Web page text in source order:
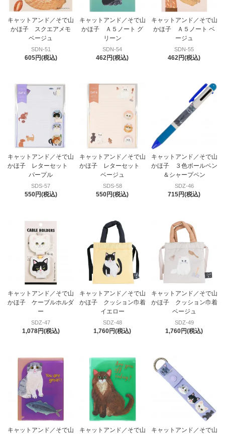
キャットアンド／そで山
かほ子 スクエアメモ
ベージュ
SDN-51
605円(税込)
キャットアンド／そで山
かほ子 Ａ５ノート グ
リーン
SDN-54
462円(税込)
キャットアンド／そで山
かほ子 Ａ５ノート ベ
ージュ
SDN-55
462円(税込)
キャットアンド／そで山
かほ子 レターセット
パープル
SDS-57
550円(税込)
キャットアンド／そで山
かほ子 レターセット
ベージュ
SDS-58
550円(税込)
キャットアンド／そで山
かほ子 ３色ボールペン
＆シャープペン
SDZ-46
715円(税込)
キャットアンド／そで山
かほ子 ケーブルホルダ
ー
SDZ-47
1,078円(税込)
キャットアンド／そで山
かほ子 クッション巾着
イエロー
SDZ-48
1,760円(税込)
キャットアンド／そで山
かほ子 クッション巾着
ベージュ
SDZ-49
1,760円(税込)
キャットアンド／そで山
キャットアンド／そで山
キャットアンド／そで山